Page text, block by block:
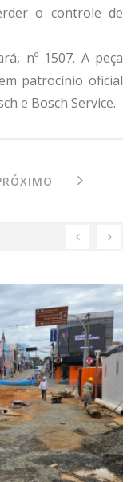
o controle de
nº 1507. A peça
patrocínio oficial
e Bosch Service.